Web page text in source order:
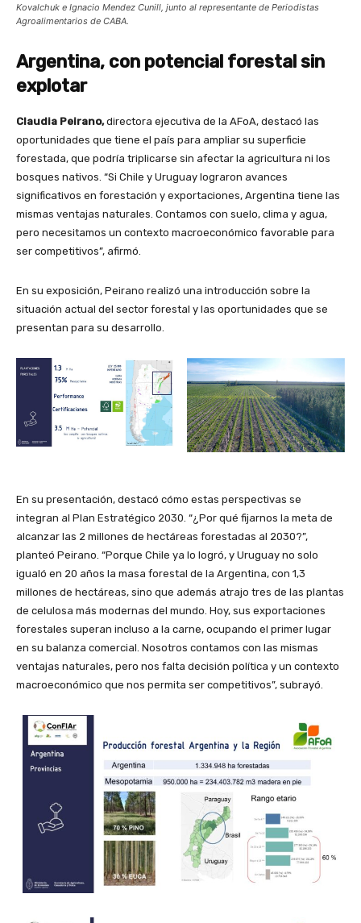
Kovalchuk e Ignacio Mendez Cunill, junto al representante de Periodistas
Agroalimentarios de CABA.
Argentina, con potencial forestal sin
explotar
Claudia Peirano,directora ejecutiva de la AFoA, destacó las
oportunidades que tiene el país para ampliar su superficie
forestada, que podría triplicarse sin afectar la agricultura ni los
bosques nativos. “Si Chile y Uruguay lograron avances
significativos en forestación y exportaciones, Argentina tiene las
mismas ventajas naturales. Contamos con suelo, clima y agua,
pero necesitamos un contexto macroeconómico favorable para
ser competitivos”, afirmó.
En su exposición, Peirano realizó una introducción sobre la
situación actual del sector forestal y las oportunidades que se
presentan para su desarrollo.
En su presentación, destacó cómo estas perspectivas se
integran al Plan Estratégico 2030. “¿Por qué fijarnos la meta de
alcanzar las 2 millones de hectáreas forestadas al 2030?”,
planteó Peirano. “Porque Chile ya lo logró, y Uruguay no solo
igualó en 20 años la masa forestal de la Argentina, con 1,3
millones de hectáreas, sino que además atrajo tres de las plantas
de celulosa más modernas del mundo. Hoy, sus exportaciones
forestales superan incluso a la carne, ocupando el primer lugar
en su balanza comercial. Nosotros contamos con las mismas
ventajas naturales, pero nos falta decisión política y un contexto
macroeconómico que nos permita ser competitivos”, subrayó.